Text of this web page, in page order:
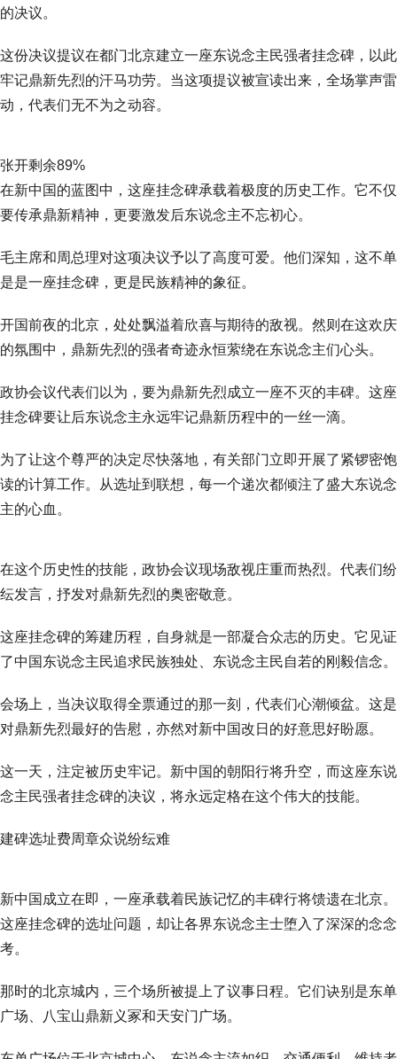
的决议。
这份决议提议在都门北京建立一座东说念主民强者挂念碑，以此
牢记鼎新先烈的汗马功劳。当这项提议被宣读出来，全场掌声雷
动，代表们无不为之动容。
张开剩余89%
在新中国的蓝图中，这座挂念碑承载着极度的历史工作。它不仅
要传承鼎新精神，更要激发后东说念主不忘初心。
毛主席和周总理对这项决议予以了高度可爱。他们深知，这不单
是是一座挂念碑，更是民族精神的象征。
开国前夜的北京，处处飘溢着欣喜与期待的敌视。然则在这欢庆
的氛围中，鼎新先烈的强者奇迹永恒萦绕在东说念主们心头。
政协会议代表们以为，要为鼎新先烈成立一座不灭的丰碑。这座
挂念碑要让后东说念主永远牢记鼎新历程中的一丝一滴。
为了让这个尊严的决定尽快落地，有关部门立即开展了紧锣密饱
读的计算工作。从选址到联想，每一个递次都倾注了盛大东说念
主的心血。
在这个历史性的技能，政协会议现场敌视庄重而热烈。代表们纷
纭发言，抒发对鼎新先烈的奥密敬意。
这座挂念碑的筹建历程，自身就是一部凝合众志的历史。它见证
了中国东说念主民追求民族独处、东说念主民自若的刚毅信念。
会场上，当决议取得全票通过的那一刻，代表们心潮倾盆。这是
对鼎新先烈最好的告慰，亦然对新中国改日的好意思好盼愿。
这一天，注定被历史牢记。新中国的朝阳行将升空，而这座东说
念主民强者挂念碑的决议，将永远定格在这个伟大的技能。
建碑选址费周章众说纷纭难
新中国成立在即，一座承载着民族记忆的丰碑行将馈遗在北京。
这座挂念碑的选址问题，却让各界东说念主士堕入了深深的念念
考。
那时的北京城内，三个场所被提上了议事日程。它们诀别是东单
广场、八宝山鼎新义冢和天安门广场。